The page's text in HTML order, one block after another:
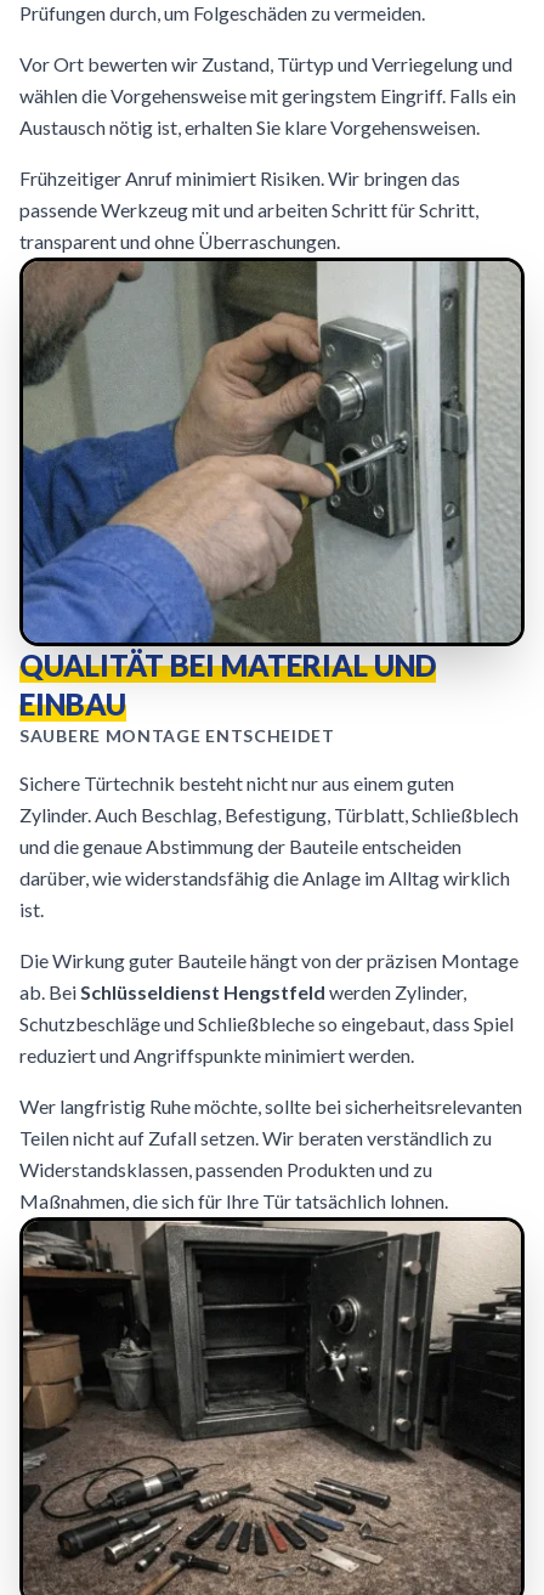
Prüfungen durch, um Folgeschäden zu vermeiden.
Vor Ort bewerten wir Zustand, Türtyp und Verriegelung und
wählen die Vorgehensweise mit geringstem Eingriff. Falls ein
Austausch nötig ist, erhalten Sie klare Vorgehensweisen.
Frühzeitiger Anruf minimiert Risiken. Wir bringen das
passende Werkzeug mit und arbeiten Schritt für Schritt,
transparent und ohne Überraschungen.
QUALITÄT BEI MATERIAL UND
EINBAU
SAUBERE MONTAGE ENTSCHEIDET
Sichere Türtechnik besteht nicht nur aus einem guten
Zylinder. Auch Beschlag, Befestigung, Türblatt, Schließblech
und die genaue Abstimmung der Bauteile entscheiden
darüber, wie widerstandsfähig die Anlage im Alltag wirklich
ist.
Die Wirkung guter Bauteile hängt von der präzisen Montage
ab. BeiSchlüsseldienst Hengstfeld werden Zylinder,
Schutzbeschläge und Schließbleche so eingebaut, dass Spiel
reduziert und Angriffspunkte minimiert werden.
Wer langfristig Ruhe möchte, sollte bei sicherheitsrelevanten
Teilen nicht auf Zufall setzen. Wir beraten verständlich zu
Widerstandsklassen, passenden Produkten und zu
Maßnahmen, die sich für Ihre Tür tatsächlich lohnen.